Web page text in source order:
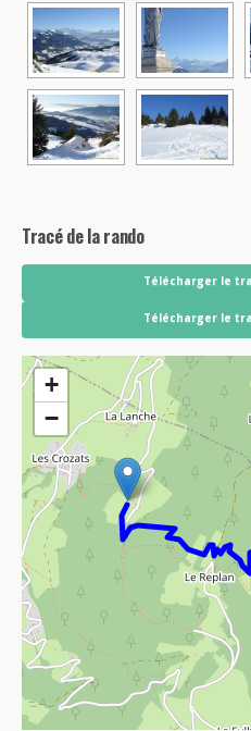
Tracé de la rando
Télécharger le
Télécharger le
+
−